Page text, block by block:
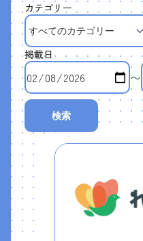
カテゴリー
掲載日
〜
検索